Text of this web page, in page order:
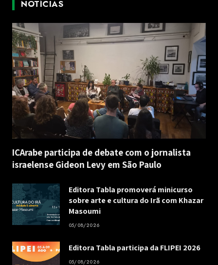
NOTÍCIAS
ICArabe participa de debate com o jornalista
israelense Gideon Levy em São Paulo
Editora Tabla promoverá minicurso
sobre arte e cultura do Irã com Khazar
Masoumi
05/08/2026
Editora Tabla participa da FLIPEI 2026
05/08/2026